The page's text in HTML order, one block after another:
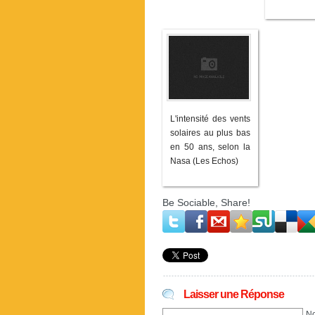
L'intensité des vents
solaires au plus bas
en 50 ans, selon la
Nasa (Les Echos)
Be Sociable, Share!
Laisser une Réponse